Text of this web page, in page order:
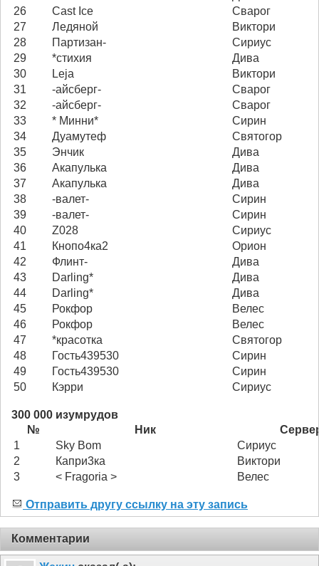
26
Cast Ice
Сварог
27
Ледяной
Виктори
28
Партизан-
Сириус
29
*стихия
Дива
30
Leja
Виктори
31
-айсберг-
Сварог
32
-айсберг-
Сварог
33
* Минни*
Сирин
34
Дуамутеф
Святогор
35
Энчик
Дива
36
Акапулька
Дива
37
Акапулька
Дива
38
-валет-
Сирин
39
-валет-
Сирин
40
Z028
Сириус
41
Кнопо4ка2
Орион
42
Флинт-
Дива
43
Darling*
Дива
44
Darling*
Дива
45
Рокфор
Велес
46
Рокфор
Велес
47
*красотка
Святогор
48
Гость439530
Сирин
49
Гость439530
Сирин
50
Кэрри Сириус
300 000 изумрудов
№
Ник
1
Sky Bom
Сириус
2
Капри3ка
Виктори
3
< Fragoria > Велес
Отправить другу ссылку на эту запись
Комментарии